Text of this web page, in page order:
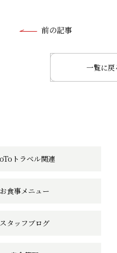
の
ン
ク
前の記事
一覧に戻
トラベル関連
お食事メニュー
スタッフブログ